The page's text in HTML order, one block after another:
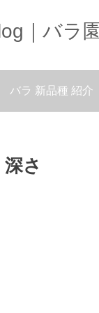
｜バラ
バラ 新品種 紹介
さ